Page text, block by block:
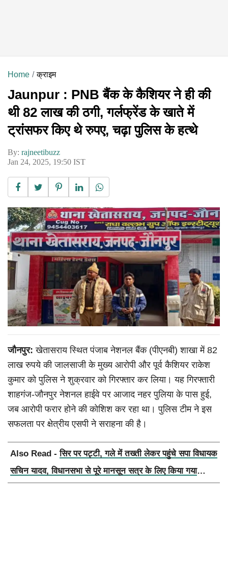
Home क्राइम
Jaunpur : PNB बैंक के कैशियर ने ही की
थी 82 लाख की ठगी, गर्लफ्रेंड के खाते में
ट्रांसफर किए थे रुपए, चढ़ा पुलिस के हत्थे
By: rajneetibuzz
Jan 24, 2025, 19:50 IST
जौनपुर: खेतासराय स्थित पंजाब नेशनल बैंक (पीएनबी) शाखा में 82
लाख रुपये की जालसाजी के मुख्य आरोपी और पूर्व कैशियर राकेश
कुमार को पुलिस ने शुक्रवार को गिरफ्तार कर लिया। यह गिरफ्तारी
शाहगंज-जौनपुर नेशनल हाईवे पर आजाद नहर पुलिया के पास हुई,
जब आरोपी फरार होने की कोशिश कर रहा था। पुलिस टीम ने इस
सफलता पर क्षेत्रीय एसपी ने सराहना की है।
Also Read -सिर पर पट्टी, गले में तख्ती लेकर पहुंचे सपा विधायक
सचिन यादव, विधानसभा से पूरे मानसून सत्र के लिए किया गया